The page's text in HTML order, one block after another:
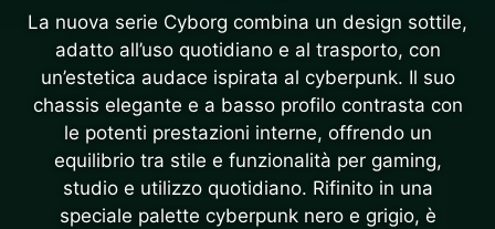
La nuova serie Cyborg combina un design sottile,
adatto all’uso quotidiano e al trasporto, con
un’estetica audace ispirata al cyberpunk. Il suo
chassis elegante e a basso profilo contrasta con
le potenti prestazioni interne, offrendo un
equilibrio tra stile e funzionalità per gaming,
studio e utilizzo quotidiano. Rifinito in una
speciale palette cyberpunk nero e grigio, è